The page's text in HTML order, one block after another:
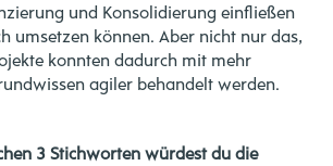
und Konsolidierung einfließen
umsetzen können. Aber nicht nur das,
konnten dadurch mit mehr
agiler behandelt werden.
3 Stichworten würdest du die